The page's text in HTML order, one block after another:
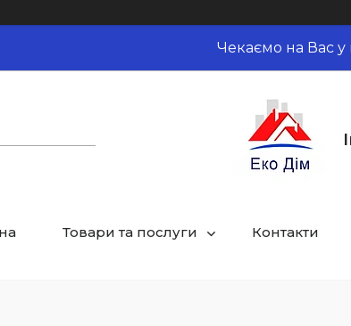
Чекаємо на Вас у
Товари та послуги Контакти